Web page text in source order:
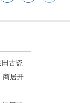
田古瓷
商居开